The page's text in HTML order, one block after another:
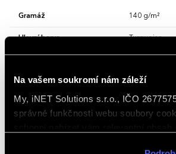
Na vašem soukromí nám záleží
My, iNET Solutions s.r.o., IČO
správné funkčnosti webu soubory
Gramáž 140 g/m²
Hlavní barva Turquoise
Rukávy Krátký rukáv
Střih/Styl Slim fit
Jednobarevná